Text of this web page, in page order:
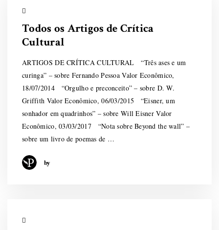
Todos os Artigos de Crítica
Cultural
ARTIGOS DE CRÍTICA CULTURAL “Três ases e um
curinga” – sobre Fernando Pessoa Valor Econômico,
18/07/2014 “Orgulho e preconceito” – sobre D. W.
Griffith Valor Econômico, 06/03/2015 “Eisner, um
sonhador em quadrinhos” – sobre Will Eisner Valor
Econômico, 03/03/2017 “Nota sobre Beyond the wall” –
sobre um livro de poemas de …
by